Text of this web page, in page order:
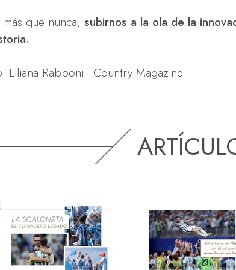
que nunca, subirnos a la ola de la
Liliana Rabboni - Country Magazine